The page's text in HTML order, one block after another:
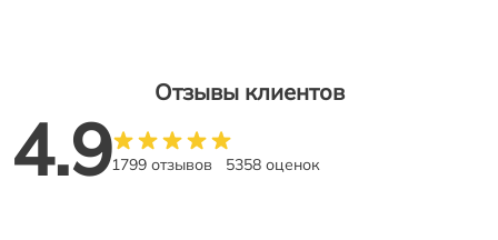
Отзывы клиентов
4.91799 отзывов 5358 оценок